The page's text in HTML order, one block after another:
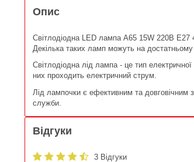
Опис
Світлодіодна LED лампа A65 15W 220В E27
Декілька таких ламп можуть на
Світлодіодна лід лампа - це тип
них проходить електричний струм.
Лід лампочки є ефективним та довговічним
служби.
Відгуки
3 Відгуки